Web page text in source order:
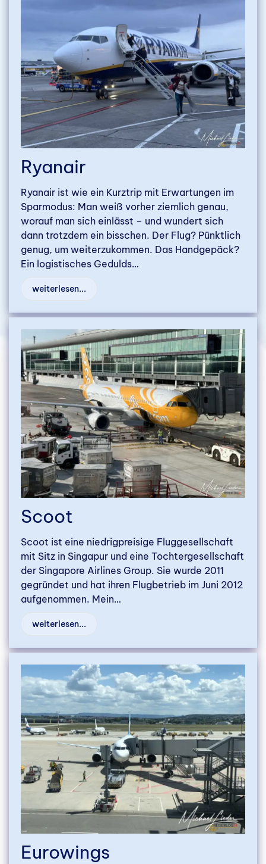
Ryanair
Ryanair ist wie ein Kurztrip mit Erwartungen im
Sparmodus: Man weiß vorher ziemlich genau,
worauf man sich einlässt – und wundert sich
dann trotzdem ein bisschen. Der Flug? Pünktlich
genug, um weiterzukommen. Das Handgepäck?
Ein logistisches Gedulds…
weiterlesen...
Scoot
Scoot ist eine niedrigpreisige Fluggesellschaft
mit Sitz in Singapur und eine Tochtergesellschaft
der Singapore Airlines Group. Sie wurde 2011
gegründet und hat ihren Flugbetrieb im Juni 2012
aufgenommen. Mein…
weiterlesen...
Eurowings